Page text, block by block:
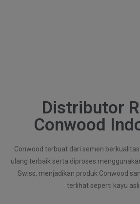
Distributor
Conwood
Conwood terbuat dari semen
ulang terbaik serta diproses
Swiss, menjadikan produk Conwood
terlihat seperti kayu